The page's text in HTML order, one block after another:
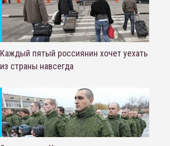
Каждый пятый россиянин хочет уехать
из страны навсегда